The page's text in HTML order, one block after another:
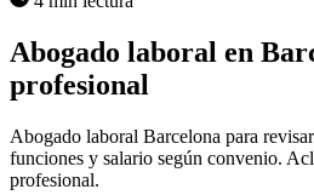
Abogado laboral en
profesional
Abogado laboral Barcelona para
funciones y salario según convenio.
profesional.